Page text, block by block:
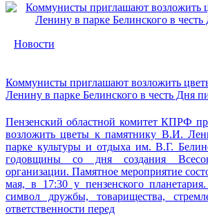
Новости
Коммунисты приглашают возложить
Ленину в парке Белинского в честь Дня
Пензенский областной комитет КПРФ
возложить цветы к памятнику В.И.
парке культуры и отдыха им. В.Г.
годовщины со дня создания
организации. Памятное мероприятие
мая, в 17:30 у пензенского
символ дружбы, товарищества,
ответственности перед